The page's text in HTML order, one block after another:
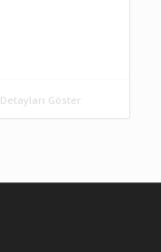
Detayları Göster